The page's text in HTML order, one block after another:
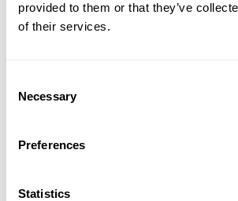
provided to them or that they’ve
of their services.
Selection
Necessary
Preferences
Statistics